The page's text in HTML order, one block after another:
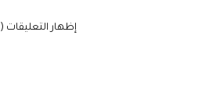
‫إظهار التعليقات (2)